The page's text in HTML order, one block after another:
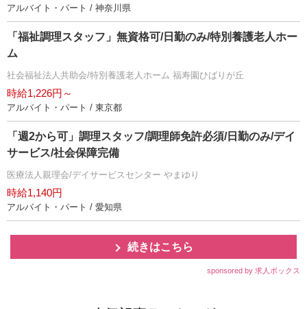
アルバイト・パート / 神奈川県
「福祉調理スタッフ」無資格可/日勤のみ/特別養護老人ホー
ム
社会福祉法人共助会/特別養護老人ホーム 福寿園ひばりが丘
時給1,226円～
アルバイト・パート / 東京都
「週2から可」調理スタッフ/調理師免許必須/日勤のみ/デイ
サービス/社会保障完備
医療法人親理会/デイサービスセンター やまゆり
時給1,140円
アルバイト・パート / 愛知県
続きはこちら
sponsored by 求人ボックス